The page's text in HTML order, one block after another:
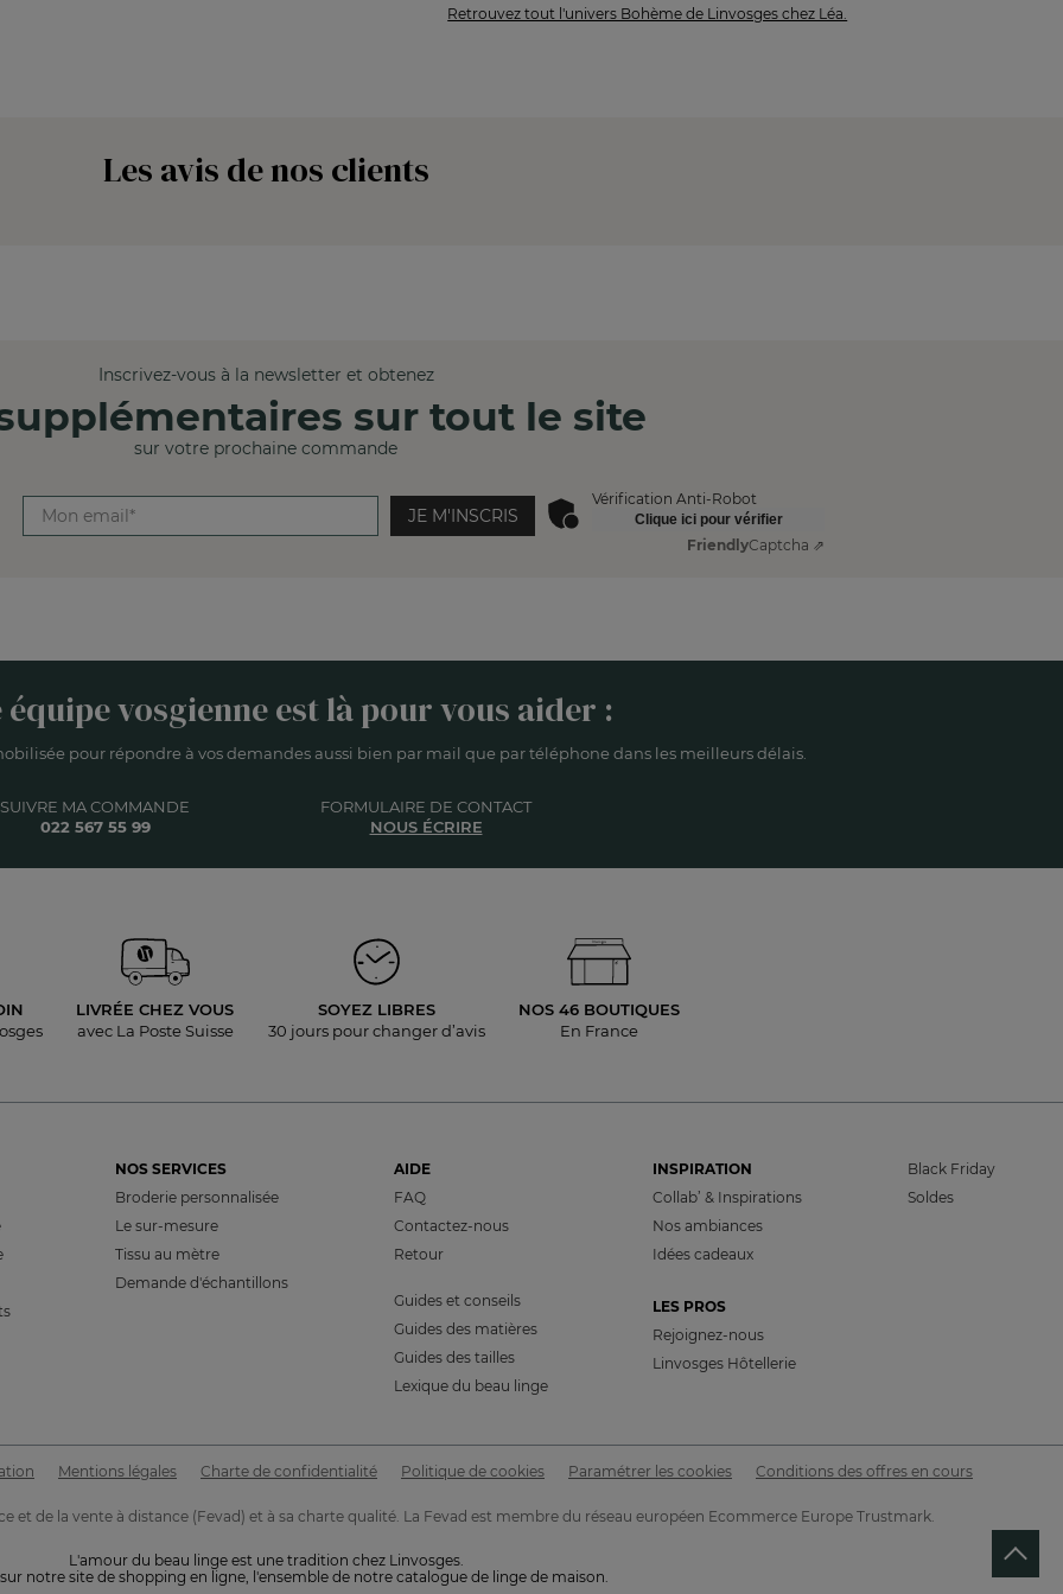
Retrouvez tout l'univers Bohème de Linvosges chez Léa.
Les avis de nos clients
Inscrivez-vous à la newsletter et obtenez
sur tout le site
sur votre prochaine commande
JE M'INSCRIS
Vérification Anti-Robot
Clique ici pour vérifier
FriendlyCaptcha ⇗
vosgienne est là pour vous aider :
pour répondre à vos demandes aussi bien par mail que par téléphone dans les meilleurs délais.
SUIVRE MA COMMANDE
022 567 55 99
FORMULAIRE DE CONTACT
NOUS ÉCRIRE
LIVRÉE CHEZ VOUS
avec La Poste Suisse
SOYEZ LIBRES
30 jours pourchanger d’avis
NOS 46 BOUTIQUES
En France
NOS SERVICES
Broderie personnalisée
Le sur-mesure
Tissu au mètre
Demande d'échantillons
AIDE
FAQ
Contactez-nous
Retour
Guides et conseils
Guides des matières
Guides des tailles
Lexique du beau linge
INSPIRATION
Collab’ & Inspirations
Nos ambiances
Idées cadeaux
LES PROS
Rejoignez-nous
Linvosges Hôtellerie
Black Friday
Soldes
Mentions légales Charte de confidentialité Politique de cookies Paramétrer les cookies Conditions des offres en cours
et de la vente à distance (Fevad) et à sa charte qualité. La Fevad est membre du réseau européen Ecommerce Europe Trustmark.
L'amour du beau linge est une tradition chez Linvosges.
notre site de shopping en ligne, l'ensemble de notre catalogue de linge de maison.